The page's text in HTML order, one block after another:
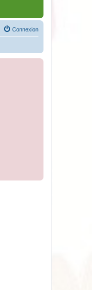
Connexion